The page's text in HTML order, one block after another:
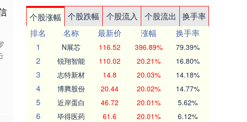
个股涨幅 个股跌幅 个股流入 个股流出
换手率
排名
名称 最新价 涨幅
换手率
1
N展芯 116.52 396.89% 79.39%
2 锐翔智能 110.02 20.21% 16.80%
3 志特新材 14.8 20.03% 14.18%
4 博腾股份 20.44 20.02% 14.77%
5 近岸蛋白 46.72 20.01% 5.62%
6 毕得医药 61.6 20.01% 6.12%